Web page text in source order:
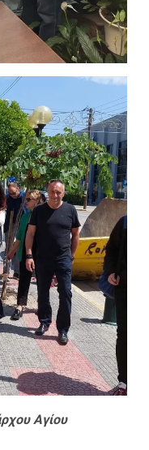
Αγίου